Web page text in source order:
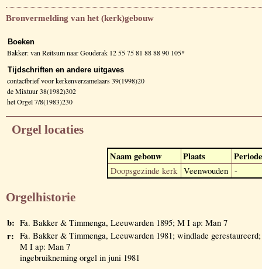
Bronvermelding van het (kerk)gebouw
Boeken
Bakker: van Reitsum naar Gouderak 12 55 75 81 88 88 90 105*
Tijdschriften en andere uitgaves
contactbrief voor kerkenverzamelaars 39(1998)20
de Mixtuur 38(1982)302
het Orgel 7/8(1983)230
Orgel locaties
Naam gebouw Plaats Periode
Doopsgezinde kerk Veenwouden -
Orgelhistorie
b: Fa. Bakker & Timmenga, Leeuwarden 1895; M I ap: Man 7
r: Fa. Bakker & Timmenga, Leeuwarden 1981; windlade gerestaureerd;
M I ap: Man 7
ingebruikneming orgel in juni 1981